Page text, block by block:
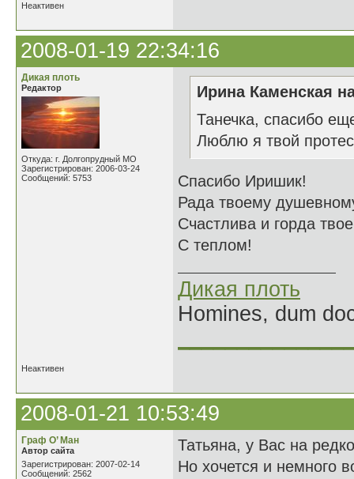
Неактивен
2008-01-19 22:34:16
Дикая плоть
Редактор
Откуда: г. Долгопрудный МО
Зарегистрирован: 2006-03-24
Сообщений: 5753
Ирина Каменская
Танечка, спасибо
Люблю я твой
Спасибо Иришик!
Рада твоему
Счастлива и горда
С теплом!
Дикая плоть
Homines, dum
Неактивен
2008-01-21 10:53:49
Граф О’ Ман
Автор сайта
Зарегистрирован: 2007-02-14
Сообщений: 2562
Татьяна, у Вас на
Но хочется и немного